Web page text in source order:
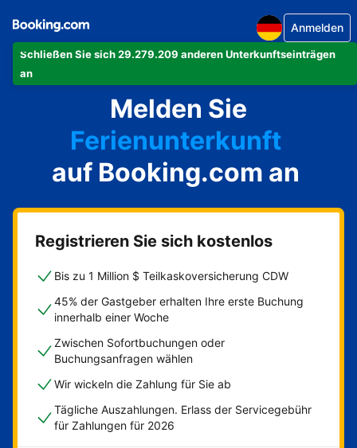
Schließen Sie sich 29.279.209 anderen Unterkunftseinträgen
an
Anmelden
Melden Sie
Ihre Ferienwohnung
Ihr Hotel
Ferienunterkunft
Ihre Pension
Ihr Bed & Breakfast
auf Booking.com an
Registrieren Sie sich kostenlos
Bis zu 1 Million $ Teilkaskoversicherung CDW
45% der Gastgeber erhalten Ihre erste Buchung
innerhalb einer Woche
Zwischen Sofortbuchungen oder
Buchungsanfragen wählen
Wir wickeln die Zahlung für Sie ab
Tägliche Auszahlungen. Erlass der Servicegebühr
für Zahlungen für 2026